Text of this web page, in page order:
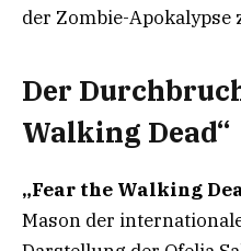
der Zombie-
Der
Walking Dead“
„Fear the Walking
Mason der